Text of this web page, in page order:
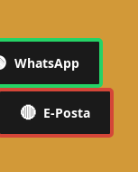
WhatsApp
🔴 E-Posta